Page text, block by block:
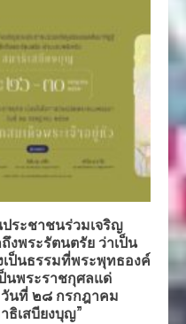
ระชาชนร่วมเจริญ
งพระรัตนตรัย ว่าเป็น
ป็นธรรมที่พระพุทธองค์
นพระราชกุศลแด่
วันที่ ๒๘ กรกฎาคม
เสบียงบุญ”